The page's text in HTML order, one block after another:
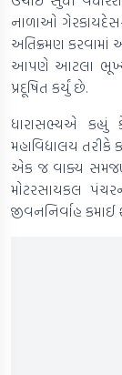
નાળાઓ
અતિક્રમણ
આપણે આટલા
પ્રદૂષિત કર્યું છે.
ધારાસભ્યએ કહ્યું
મહાવિદ્યાલય
એક જ વાક્ય
મોટરસાયકલ
જીવનનિર્વાહ કમાઈ